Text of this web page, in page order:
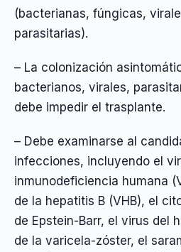
(bacterianas, fúngicas,
parasitarias).
– La colonización
bacterianos, virales,
debe impedir el trasplante.
– Debe examinarse al
infecciones, incluyendo el
inmunodeficiencia humana
de la hepatitis B (VHB), el
de Epstein-Barr, el virus del
de la varicela-zóster, el